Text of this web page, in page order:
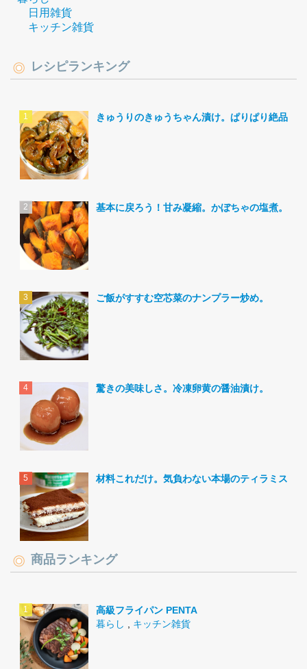
日用雑貨
キッチン雑貨
レシピランキング
きゅうりのきゅうちゃん漬け。ぱりぱり絶品。
基本に戻ろう！甘み凝縮。かぼちゃの塩煮。
ご飯がすすむ空芯菜のナンプラー炒め。
驚きの美味しさ。冷凍卵黄の醤油漬け。
材料これだけ。気負わない本場のティラミス。
商品ランキング
高級フライパン PENTA
暮らし , キッチン雑貨